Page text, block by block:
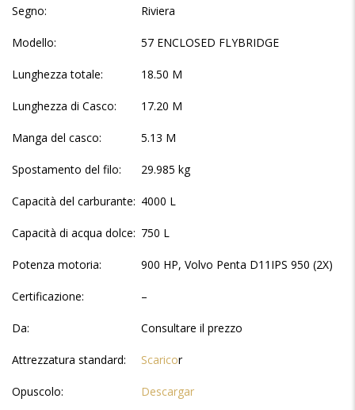
Segno: Riviera
Modello: 57 ENCLOSED FLYBRIDGE
Lunghezza totale: 18.50 M
Lunghezza di Casco: 17.20 M
Manga del casco: 5.13 M
Spostamento del filo: 29.985 kg
Capacità del carburante: 4000 L
Capacità di acqua dolce: 750 L
Potenza motoria: 900 HP, Volvo Penta D11IPS 950 (2X)
Certificazione: –
Da: Consultare il prezzo
Attrezzatura standard: Scaricor
Opuscolo: Descargar